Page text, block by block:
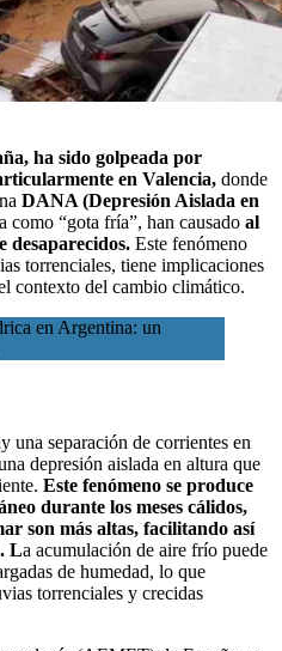
ha sido golpeada por
en Valencia, donde
DANA (Depresión Aislada en
como “gota fría”, han causado al
desaparecidos. Este fenómeno
torrenciales, tiene implicaciones
contexto del cambio climático.
en Argentina: un
separación de corrientes en
depresión aislada en altura que
Este fenómeno se produce
durante los meses cálidos,
son más altas, facilitando así
La acumulación de aire frío puede
de humedad, lo que
torrenciales y crecidas